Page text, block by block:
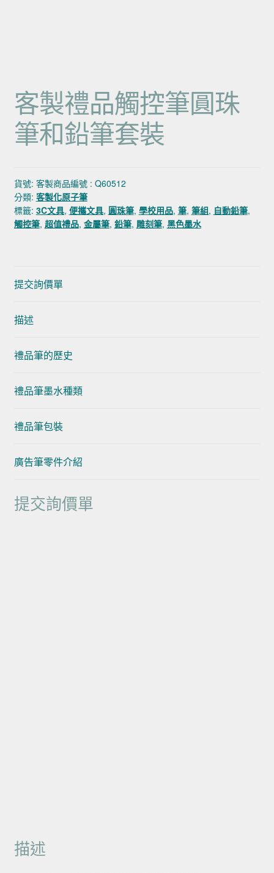
客製禮品觸控筆圓珠
筆和鉛筆套裝
貨號: 客製商品編號 : Q60512
分類: 客製化原子筆
標籤: 3C文具, 便攜文具, 圓珠筆, 學校用品, 筆, 筆組, 自動鉛筆,
觸控筆, 超值禮品, 金屬筆, 鉛筆, 雕刻筆, 黑色墨水
提交詢價單
描述
禮品筆的歷史
禮品筆墨水種類
禮品筆包裝
廣告筆零件介紹
提交詢價單
描述